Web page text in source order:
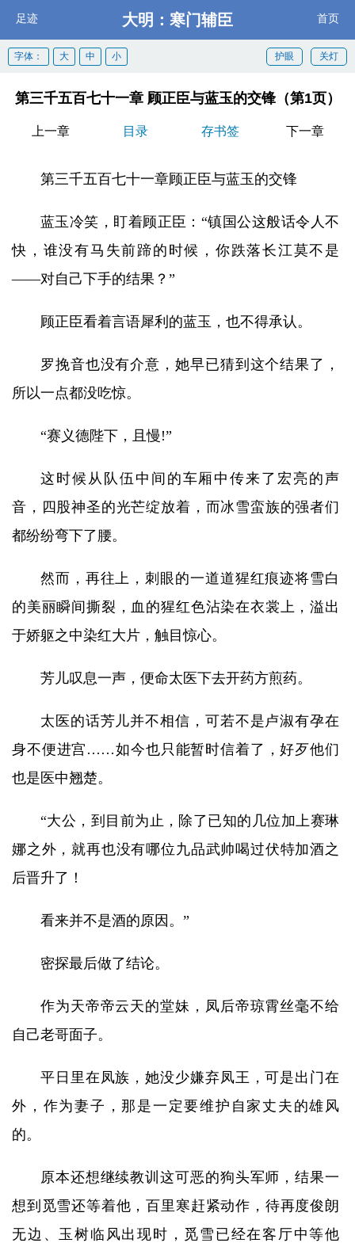
足迹 大明：寒门辅臣 首页
关灯
护眼
字体： 大 中 小
第三千五百七十一章 顾正臣与蓝玉的交锋（第1页）
上一章 目录 存书签 下一章
第三千五百七十一章顾正臣与蓝玉的交锋
蓝玉冷笑，盯着顾正臣：“镇国公这般话令人不
快，谁没有马失前蹄的时候，你跌落长江莫不是
——对自己下手的结果？”
顾正臣看着言语犀利的蓝玉，也不得承认。
罗挽音也没有介意，她早已猜到这个结果了，
所以一点都没吃惊。
“赛义德陛下，且慢!”
这时候从队伍中间的车厢中传来了宏亮的声
音，四股神圣的光芒绽放着，而冰雪蛮族的强者们
都纷纷弯下了腰。
然而，再往上，刺眼的一道道猩红痕迹将雪白
的美丽瞬间撕裂，血的猩红色沾染在衣裳上，溢出
于娇躯之中染红大片，触目惊心。
芳儿叹息一声，便命太医下去开药方煎药。
太医的话芳儿并不相信，可若不是卢淑有孕在
身不便进宫……如今也只能暂时信着了，好歹他们
也是医中翘楚。
“大公，到目前为止，除了已知的几位加上赛琳
娜之外，就再也没有哪位九品武帅喝过伏特加酒之
后晋升了！
看来并不是酒的原因。”
密探最后做了结论。
作为天帝帝云天的堂妹，凤后帝琼霄丝毫不给
自己老哥面子。
平日里在凤族，她没少嫌弃凤王，可是出门在
外，作为妻子，那是一定要维护自家丈夫的雄风
的。
原本还想继续教训这可恶的狗头军师，结果一
想到觅雪还等着他，百里寒赶紧动作，待再度俊朗
无边、玉树临风出现时，觅雪已经在客厅中等他